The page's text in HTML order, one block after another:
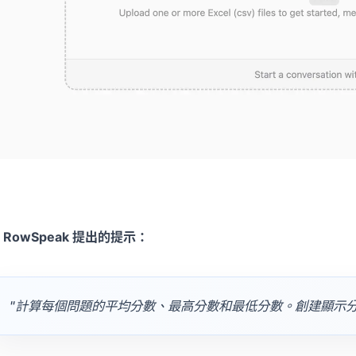
RowSpeak 提出的提示：
"計算每個問題的平均分數、最高分數和最低分數。創建顯示